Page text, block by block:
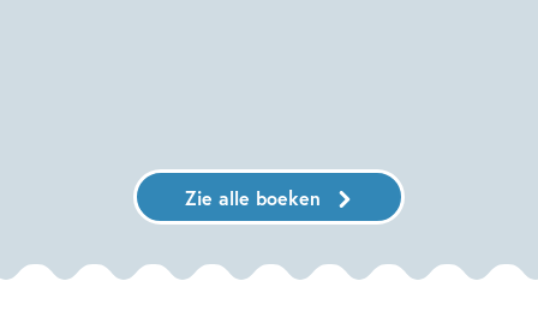
Zie alle boeken